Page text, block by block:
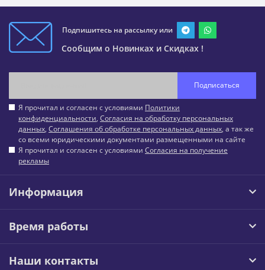
Подпишитесь на рассылку или
Сообщим о Новинках и Скидках !
Подписаться
Я прочитал и согласен с условиями Политики
конфиденциальности, Согласия на обработку персональных
данных, Соглашения об обработке персональных данных, а так же
со всеми юридическими документами размещенными на сайте
Я прочитал и согласен с условиями Согласия на получение
рекламы
Информация
Время работы
Наши контакты